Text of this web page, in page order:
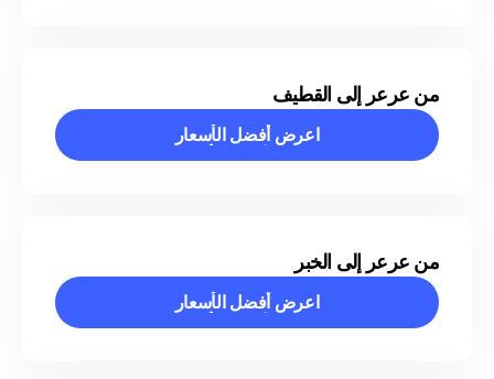
من عرعر إلى القطيف
اعرض أفضل الأسعار
اعرض أفضل الأسعار
من عرعر إلى الخبر
اعرض أفضل الأسعار
اعرض أفضل الأسعار